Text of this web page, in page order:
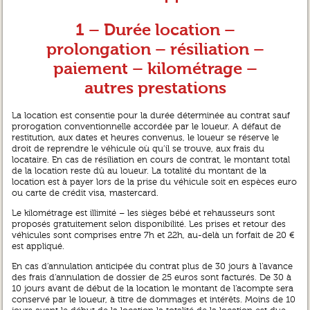
1 – Durée location –
prolongation – résiliation –
paiement – kilométrage –
autres prestations
La location est consentie pour la durée déterminée au contrat sauf
prorogation conventionnelle accordée par le loueur. A défaut de
restitution, aux dates et heures convenus, le loueur se réserve le
droit de reprendre le véhicule où qu’il se trouve, aux frais du
locataire. En cas de résiliation en cours de contrat, le montant total
de la location reste dû au loueur. La totalité du montant de la
location est à payer lors de la prise du véhicule soit en espèces euro
ou carte de crédit visa, mastercard.
Le kilométrage est illimité – les sièges bébé et rehausseurs sont
proposés gratuitement selon disponibilité. Les prises et retour des
véhicules sont comprises entre 7h et 22h, au-delà un forfait de 20 €
est appliqué.
En cas d’annulation anticipée du contrat plus de 30 jours à l’avance
des frais d’annulation de dossier de 25 euros sont facturés. De 30 à
10 jours avant de début de la location le montant de l’acompte sera
conservé par le loueur, à titre de dommages et intérêts. Moins de 10